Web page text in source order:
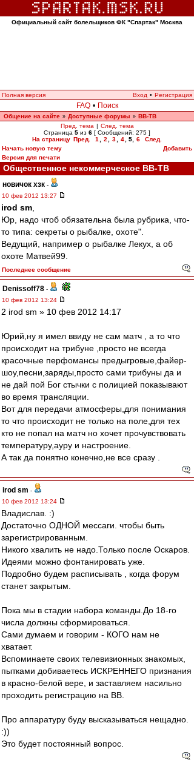
Официальный сайт болельщиков ФК "Спартак" Москва
Полная версия Вход • Регистрация
FAQ • Поиск
Общение на сайте » Доступные форумы » ВВ-ТВ
Пред. тема | След. тема
Страница 5 из 6 [ Сообщений: 275 ]
На страницу Пред. 1 2 3 4 5 6
След.
Начать новую тему
Добавить
Версия для печати
Общественное некоммерческое ВВ-ТВ
новичок хзк -
10 фев 2012 13:27
irod sm
Юр, надо чтоб обязательна была рубрика, что-
то типа: секреты о рыбалке, охоте".
Ведущий, например о рыбалке Лекух, а об
охоте Матвей99.
Последнее сообщение
Denissoff78 -
10 фев 2012 13:24
2 irod sm » 10 фев 2012 14:17
Юрий,ну я имел ввиду не сам матч , а то что
происходит на трибуне ,просто не всегда
красочные перфомансы предыгровые,файер-
шоу,песни,заряды,просто сами трибуны да и
не дай пой Бог стычки с полицией показывают
во время трансляции.
Вот для передачи атмосферы,для понимания
то что происходит не только на поле,для тех
кто не попал на матч но хочет прочувствовать
температуру,ауру и настроение.
А так да понятно конечно,не все сразу .
irod sm -
10 фев 2012 13:24
Владислав. :)
Достаточно ОДНОЙ мессаги. чтобы быть
зарегистрированным.
Никого хвалить не надо.Только после Оскаров.
Идеями можно фонтанировать уже.
Подробно будем расписывать , когда форум
станет закрытым.
Пока мы в стадии набора команды.До 18-го
числа должны сформироваться.
Сами думаем и говорим - КОГО нам не
хватает.
Вспоминаете своих телевизионных знакомых,
пытками добиваетесь ИСКРЕННЕГО признания
в красно-белой вере, и заставляем насильно
проходить регистрацию на ВВ.
Про аппаратуру буду высказываться нещадно.
:))
Это будет постоянный вопрос.